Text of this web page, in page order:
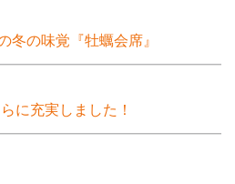
冬の味覚『牡蠣会席』
に充実しました！